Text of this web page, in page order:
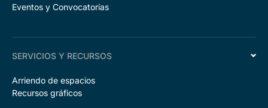
Eventos y Convocatorias
SERVICIOS Y RECURSOS
Arriendo de espacios
Recursos gráficos